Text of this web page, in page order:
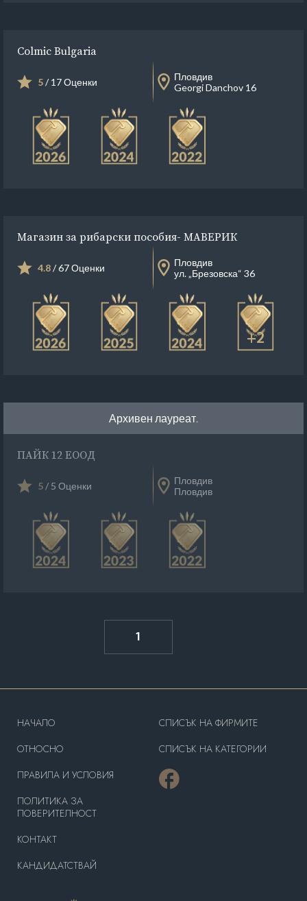
Colmic Bulgaria
5/ 17 Оценки
Пловдив
Georgi Danchov 16
Магазин за рибарски пособия- МАВЕРИК
4.8/ 67 Оценки
Пловдив
ул. „Брезовска“ 36
+2
Архивен лауреат.
ПАЙК 12 ЕООД
5/ 5 Оценки
Пловдив
Пловдив
1
HAЧАЛО
OТНОСНО
ПРАВИЛА И УСЛОВИЯ
ПОЛИТИКА ЗА
ПОВЕРИТЕЛНОСТ
КОНТАКТ
КАНДИДАТСТВАЙ
СПИСЪК НА ФИРМИТЕ
СПИСЪК НА КАТЕГОРИИ